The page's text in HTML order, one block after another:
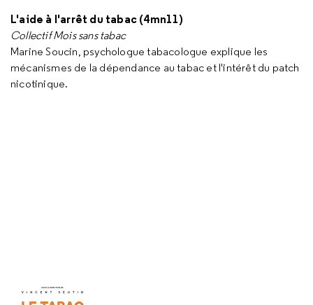
L'aide à l'arrêt du tabac (4mn11)
Collectif Mois sans tabac
Marine Soucin, psychologue tabacologue explique les
mécanismes de la dépendance au tabac et l'intérêt du patch
nicotinique.